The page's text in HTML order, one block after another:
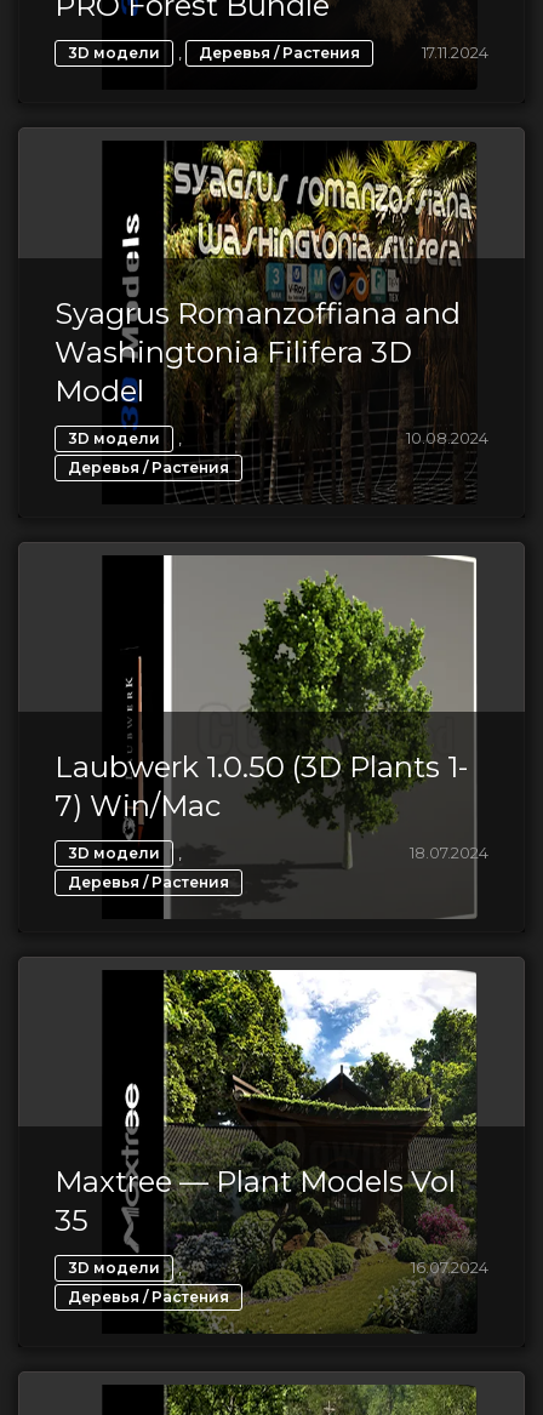
3D модели , Деревья / Растения 17.11.2024
Syagrus Romanzoffiana and
Washingtonia Filifera 3D
Model
3D модели ,
Деревья / Растения
10.08.2024
Laubwerk 1.0.50 (3D Plants 1-
7) Win/Mac
3D модели ,
Деревья / Растения
18.07.2024
Maxtree — Plant Models Vol
35
3D модели ,
Деревья / Растения
16.07.2024